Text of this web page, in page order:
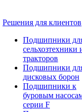
Решения для клиентов
Подшипники
сельхозтехники
тракторов
Подшипники
дисковых борон
Подшипники к
буровым
серии F